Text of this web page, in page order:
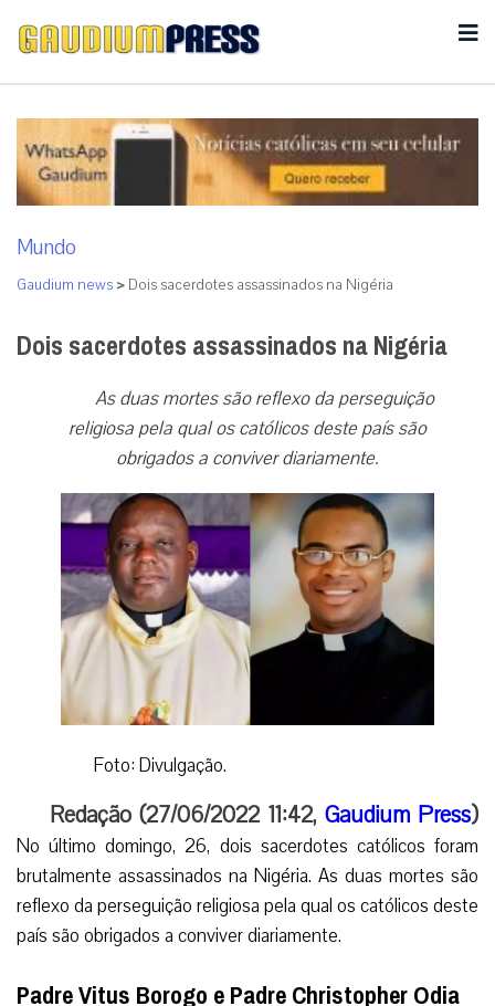
Mundo
Gaudium news > Dois sacerdotes assassinados na Nigéria
Dois sacerdotes assassinados na Nigéria
As duas mortes são reflexo da perseguição
religiosa pela qual os católicos deste país são
obrigados a conviver diariamente.
Foto: Divulgação.
Redação (27/06/2022 11:42, Gaudium Press)
No último domingo, 26, dois sacerdotes católicos foram
brutalmente assassinados na Nigéria. As duas mortes são
reflexo da perseguição religiosa pela qual os católicos deste
país são obrigados a conviver diariamente.
Padre Vitus Borogo e Padre Christopher Odia